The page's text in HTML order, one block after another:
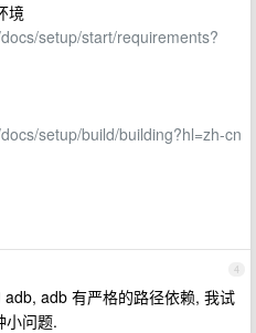
境
setup/start/requirements?
setup/build/building?hl=zh-cn
4
adb 有严格的路径依赖, 我试
小问题.